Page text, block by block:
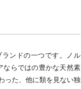
ンドの一つです。ノル
ならではの豊かな天然素
った、他に類を見ない独